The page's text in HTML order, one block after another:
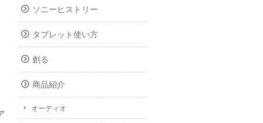
ソニーヒストリー
タブレット使い方
創る
商品紹介
オーディオ